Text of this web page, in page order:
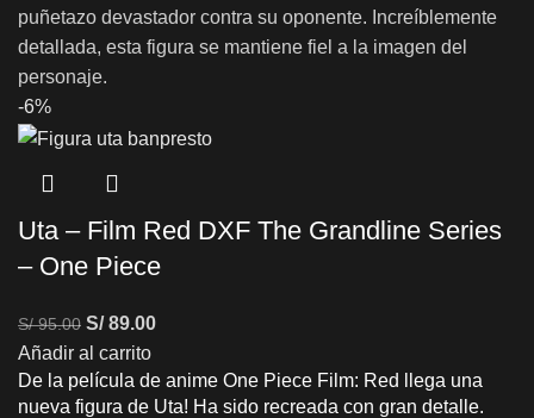
puñetazo devastador contra su oponente. Increíblemente
detallada, esta figura se mantiene fiel a la imagen del
personaje.
-6%
Uta – Film Red DXF The Grandline Series
– One Piece
S/95.00 S/89.00
Añadir al carrito
De la película de anime One Piece Film: Red llega una
nueva figura de Uta! Ha sido recreada con gran detalle.